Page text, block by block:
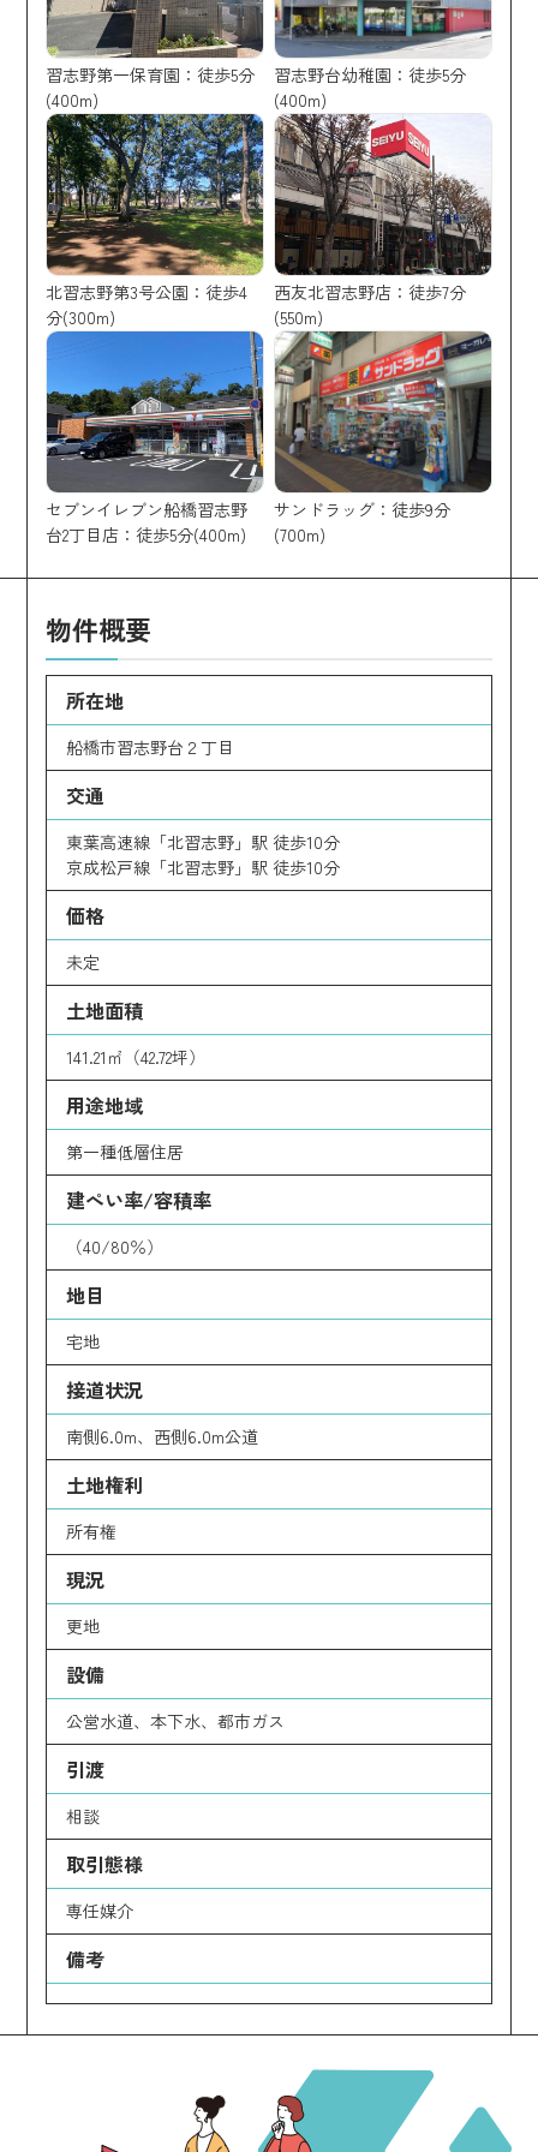
習志野第一保育園：徒歩5分
(400m)
習志野台幼稚園：徒歩5分
(400m)
北習志野第3号公園：徒歩4
分(300m)
西友北習志野店：徒歩7分
(550m)
セブンイレブン船橋習志野
台2丁目店：徒歩5分(400m)
サンドラッグ：徒歩9分
(700m)
物件概要
所在地
船橋市習志野台２丁目
交通
東葉高速線「北習志野」駅 徒歩10分
京成松戸線「北習志野」駅 徒歩10分
価格
未定
土地面積
141.21㎡（42.72坪）
用途地域
第一種低層住居
建ぺい率/容積率
（40/80％）
地目
宅地
接道状況
南側6.0m、西側6.0m公道
土地権利
所有権
現況
更地
設備
公営水道、本下水、都市ガス
引渡
相談
取引態様
専任媒介
備考